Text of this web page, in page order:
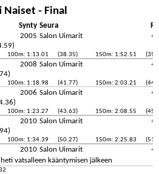
Naiset - Final
Synty Seura
2005 Salon Uimarit
100m: 1:13.01 (38.35) 150m: 1:52.51
2008 Salon Uimarit
100m: 1:18.98 (41.77) 150m: 2:03.21
2006 Salon Uimarit
100m: 1:23.27 (43.63) 150m: 2:08.55
2010 Salon Uimarit
100m: 1:34.39 (50.27) 150m: 2:25.83
2010 Salon Uimarit
vatsalleen kääntymisen jälkeen